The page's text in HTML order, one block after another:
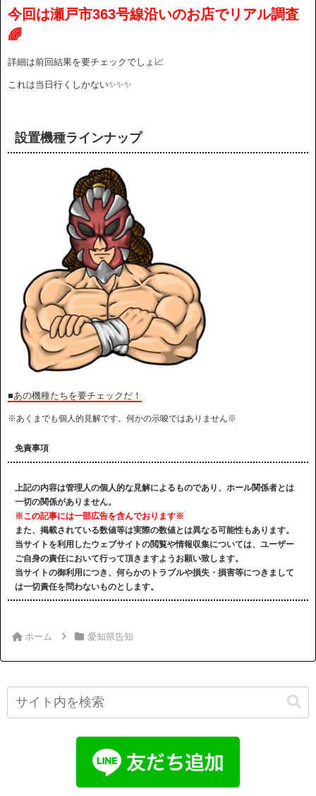
今回は瀬戸市363号線沿いのお店でリアル調査
🌈
詳細は前回結果を要チェックでしょ📈
これは当日行くしかない✨✨✨
設置機種ラインナップ
■あの機種たちを要チェックだ！
※あくまでも個人的見解です。何かの示唆ではありません※
免責事項
上記の内容は管理人の個人的な見解によるものであり、ホール関係者とは
一切の関係がありません。
※この記事には一部広告を含んでおります※
また、掲載されている数値等は実際の数値とは異なる可能性もあります。
当サイトを利用したウェブサイトの閲覧や情報収集については、ユーザー
ご自身の責任において行って頂きますようお願い致します。
当サイトの御利用につき、何らかのトラブルや損失・損害等につきまして
は一切責任を問わないものとします。
ホーム 愛知県告知